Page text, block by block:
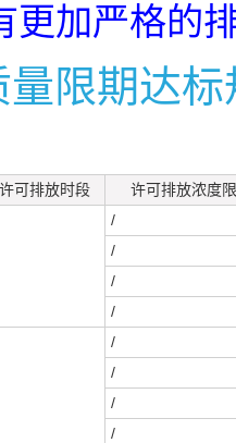
更加严格的
量限期达
许可排放时段 许可排放浓度
/
/
/
/
/
/
/
/